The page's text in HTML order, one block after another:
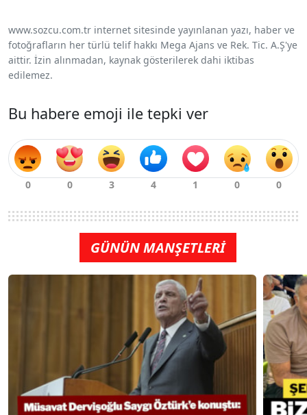
www.sozcu.com.tr internet sitesinde yayınlanan yazı, haber ve
fotoğrafların her türlü telif hakkı Mega Ajans ve Rek. Tic. A.Ş'ye
aittir. İzin alınmadan, kaynak gösterilerek dahi iktibas
edilemez.
Bu habere emoji ile tepki ver
GÜNÜN MANŞETLERİ